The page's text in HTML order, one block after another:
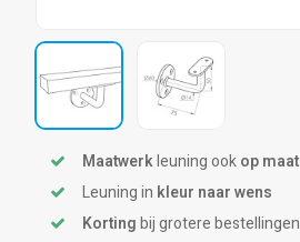
Maatwerkleuning ookop maat
Leuning in kleur naar wens
Kortingbij grotere bestellingen